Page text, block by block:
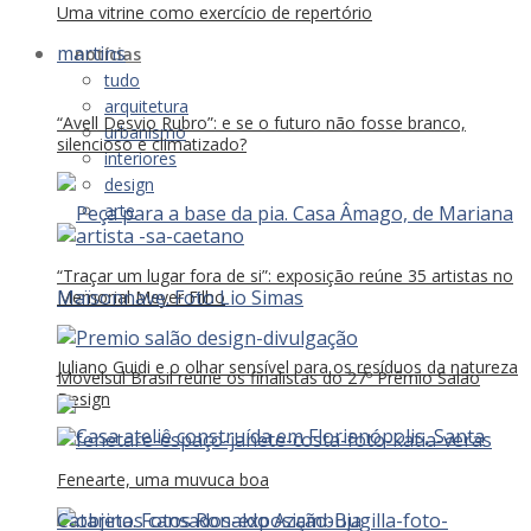
Uma vitrine como exercício de repertório
notícias
tudo
arquitetura
urbanismo
interiores
design
arte
“Traçar um lugar fora de si”: exposição reúne 35 artistas no
Memorial Meyer Filho
Movelsul Brasil reúne os finalistas do 27º Prêmio Salão
Design
Fenearte, uma muvuca boa
“Avell Desvio Rubro”: e se o futuro não fosse branco,
silencioso e climatizado?
Juliano Guidi e o olhar sensível para os resíduos da natureza